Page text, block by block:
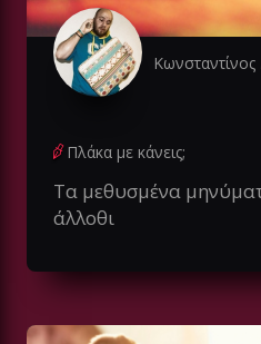
Πλάκα με κάνεις;
Τα μεθυσμένα
άλλοθι